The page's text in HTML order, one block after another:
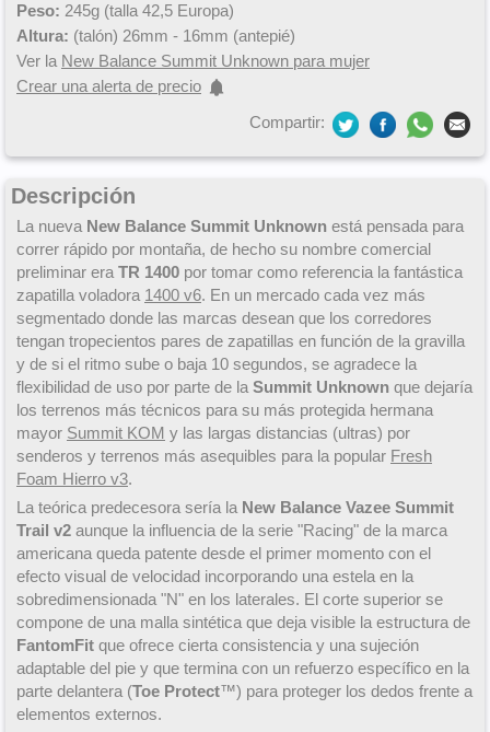
Peso: 245g (talla 42,5 Europa)
Altura: (talón) 26mm - 16mm (antepié)
Ver la New Balance Summit Unknown para mujer
Crear una alerta de precio
Compartir:
Descripción
La nueva New Balance Summit Unknown está pensada para
correr rápido por montaña, de hecho su nombre comercial
preliminar era TR 1400 por tomar como referencia la fantástica
zapatilla voladora 1400 v6. En un mercado cada vez más
segmentado donde las marcas desean que los corredores
tengan tropecientos pares de zapatillas en función de la gravilla
y de si el ritmo sube o baja 10 segundos, se agradece la
flexibilidad de uso por parte de la Summit Unknown que dejaría
los terrenos más técnicos para su más protegida hermana
mayor Summit KOM y las largas distancias (ultras) por
senderos y terrenos más asequibles para la popular Fresh
Foam Hierro v3.
La teórica predecesora sería la New Balance Vazee Summit
Trail v2 aunque la influencia de la serie "Racing" de la marca
americana queda patente desde el primer momento con el
efecto visual de velocidad incorporando una estela en la
sobredimensionada "N" en los laterales. El corte superior se
compone de una malla sintética que deja visible la estructura de
FantomFit que ofrece cierta consistencia y una sujeción
adaptable del pie y que termina con un refuerzo específico en la
parte delantera (Toe Protect™) para proteger los dedos frente a
elementos externos.